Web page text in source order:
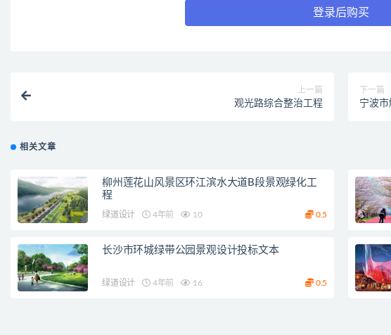
登录后购买
上一篇
观光路综合整治工程
下一篇
宁波
相关文章
柳州莲花山风景区环江滨水大道B段景观绿化工
程
绿道设计 4年前 10 0.5
长沙市环城绿带公园景观设计投标文本
绿道设计 4年前 16 0.5